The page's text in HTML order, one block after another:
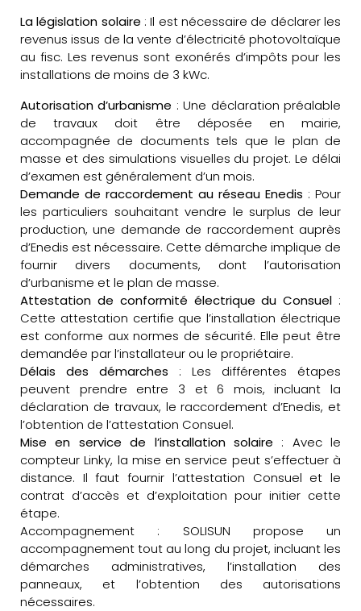
La législation solaire : Il est nécessaire de déclarer les
revenus issus de la vente d’électricité photovoltaïque
au fisc. Les revenus sont exonérés d’impôts pour les
installations de moins de 3 kWc.
Autorisation d’urbanisme : Une déclaration préalable
de travaux doit être déposée en mairie,
accompagnée de documents tels que le plan de
masse et des simulations visuelles du projet. Le délai
d’examen est généralement d’un mois.
Demande de raccordement au réseau Enedis : Pour
les particuliers souhaitant vendre le surplus de leur
production, une demande de raccordement auprès
d’Enedis est nécessaire. Cette démarche implique de
fournir divers documents, dont l’autorisation
d’urbanisme et le plan de masse.
Attestation de conformité électrique du Consuel :
Cette attestation certifie que l’installation électrique
est conforme aux normes de sécurité. Elle peut être
demandée par l’installateur ou le propriétaire.
Délais des démarches : Les différentes étapes
peuvent prendre entre 3 et 6 mois, incluant la
déclaration de travaux, le raccordement d’Enedis, et
l’obtention de l’attestation Consuel.
Mise en service de l’installation solaire : Avec le
compteur Linky, la mise en service peut s’effectuer à
distance. Il faut fournir l’attestation Consuel et le
contrat d’accès et d’exploitation pour initier cette
étape.
Accompagnement : SOLISUN propose un
accompagnement tout au long du projet, incluant les
démarches administratives, l’installation des
panneaux, et l’obtention des autorisations
nécessaires.